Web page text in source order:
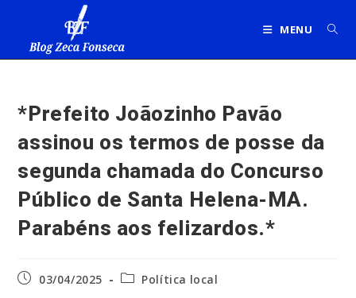
MENU
*Prefeito Joãozinho Pavão
assinou os termos de posse da
segunda chamada do Concurso
Público de Santa Helena-MA.
Parabéns aos felizardos.*
Post03/04/2025
Categoria
Política local